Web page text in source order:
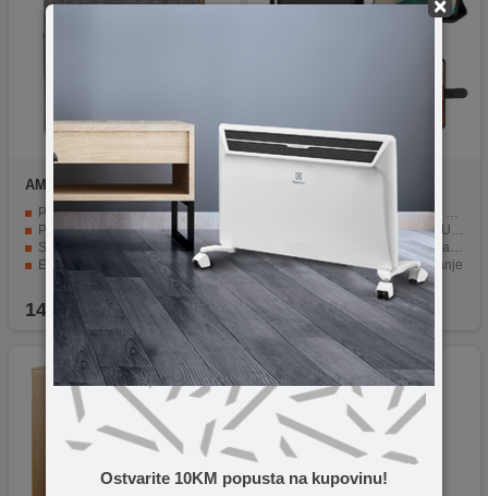
×
Ostvarite 10KM popusta na kupovinu!
AMA Europe Canvas Case
Galaxy J3 gray
Potpuna zaštita od ogrebotina i oštećenja.
Preklopna funkcija za jednostavan pristup telefonu.
Savršeno pristaje Samsung J3 2017 modelu.
Elegantan i moderan izgled u sivoj boji.
Kvalitetna zaštita za vaš mobilni telefon.
14,90 KM
NN-Su
Futrola preklopna za Redmi Note 13
Napravljen od PU kože i TPU materijala
Adekvatno štiti od ogrebotina, prljavštine
Držač za horizontalno gledanje
Sa utorima za kartice, novčanikom
19,90 KM